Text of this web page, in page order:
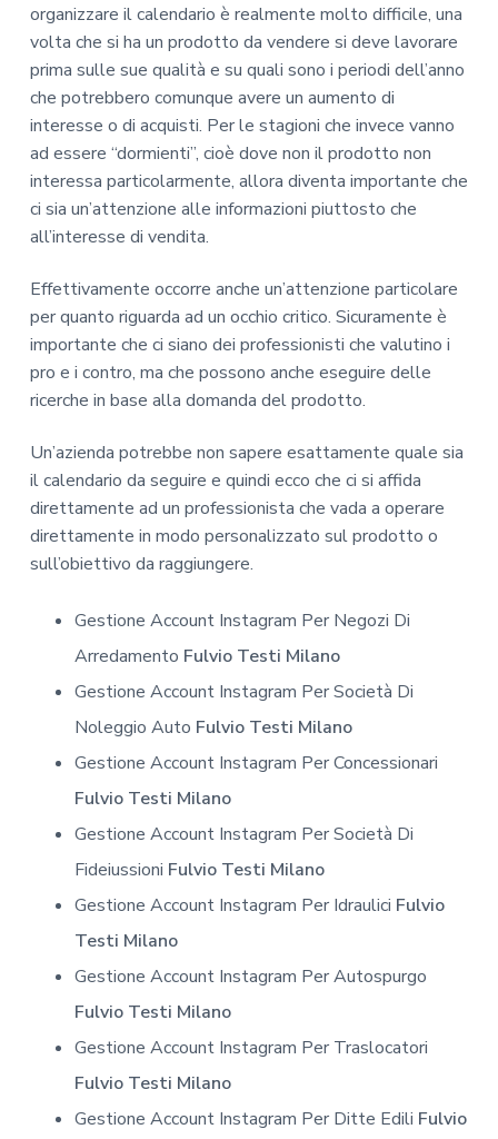
organizzare il calendario è realmente molto difficile, una
volta che si ha un prodotto da vendere si deve lavorare
prima sulle sue qualità e su quali sono i periodi dell’anno
che potrebbero comunque avere un aumento di
interesse o di acquisti. Per le stagioni che invece vanno
ad essere “dormienti”, cioè dove non il prodotto non
interessa particolarmente, allora diventa importante che
ci sia un’attenzione alle informazioni piuttosto che
all’interesse di vendita.
Effettivamente occorre anche un’attenzione particolare
per quanto riguarda ad un occhio critico. Sicuramente è
importante che ci siano dei professionisti che valutino i
pro e i contro, ma che possono anche eseguire delle
ricerche in base alla domanda del prodotto.
Un’azienda potrebbe non sapere esattamente quale sia
il calendario da seguire e quindi ecco che ci si affida
direttamente ad un professionista che vada a operare
direttamente in modo personalizzato sul prodotto o
sull’obiettivo da raggiungere.
Gestione Account Instagram Per Negozi Di
Arredamento Fulvio Testi Milano
Gestione Account Instagram Per Società Di
Noleggio Auto Fulvio Testi Milano
Gestione Account Instagram Per Concessionari
Fulvio Testi Milano
Gestione Account Instagram Per Società Di
Fideiussioni Fulvio Testi Milano
Gestione Account Instagram Per Idraulici Fulvio
Testi Milano
Gestione Account Instagram Per Autospurgo
Fulvio Testi Milano
Gestione Account Instagram Per Traslocatori
Fulvio Testi Milano
Gestione Account Instagram Per Ditte Edili Fulvio